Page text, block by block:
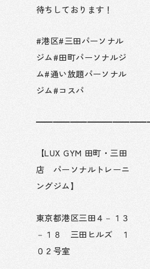
待ちしております！
#港区#三田パーソナル
ジム#田町パーソナルジ
ム#通い放題パーソナル
ジム#コスパ
【LUX GYM 田町・三田
店 パーソナルトレーニ
ングジム】
東京都港区三田４－１３
－１８ 三田ヒルズ １
０２号室